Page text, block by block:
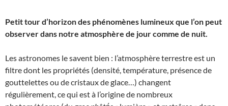
Petit tour d’horizon des phénomènes lumineux que l’on peut
observer dans notre atmosphère de jour comme de nuit.
Les astronomes le savent bien : l’atmosphère terrestre est un
filtre dont les propriétés (densité, température, présence de
gouttelettes ou de cristaux de glace…) changent
régulièrement, ce qui est à l’origine de nombreux